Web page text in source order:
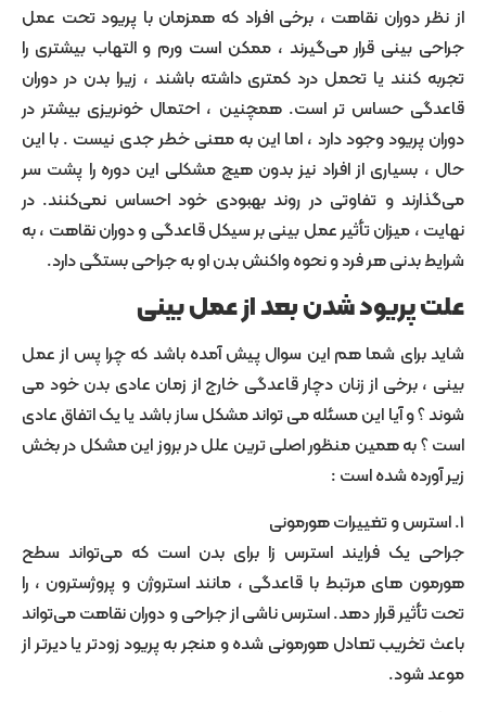
نقاهت ، برخی افراد که همزمان با پریود تحت عمل
قرار می‌گیرند ، ممکن است ورم و التهاب بیشتری را
یا تحمل درد کمتری داشته باشند ، زیرا بدن در دوران
حساس‌ تر است. همچنین ، احتمال خونریزی بیشتر در
وجود دارد ، اما این به معنی خطر جدی نیست . با این
از افراد نیز بدون هیچ مشکلی این دوره را پشت سر
و تفاوتی در روند بهبودی خود احساس نمی‌کنند. در
میزان تأثیر عمل بینی بر سیکل قاعدگی و دوران نقاهت ، به
هر فرد و نحوه واکنش بدن او به جراحی بستگی دارد.
شدن بعد از عمل بینی
شما هم این سوال پیش آمده باشد که چرا پس از عمل
از زنان دچار قاعدگی خارج از زمان عادی بدن خود می
آیا این مسئله می تواند مشکل ساز باشد یا یک اتفاق عادی
همین منظور اصلی ترین علل در بروز این مشکل در بخش
شده است :
فرایند استرس ‌زا برای بدن است که می‌تواند سطح
های مرتبط با قاعدگی ، مانند استروژن و پروژسترون ، را
قرار دهد. استرس ناشی از جراحی و دوران نقاهت می‌تواند
تعادل هورمونی شده و منجر به پریود زودتر یا دیرتر از